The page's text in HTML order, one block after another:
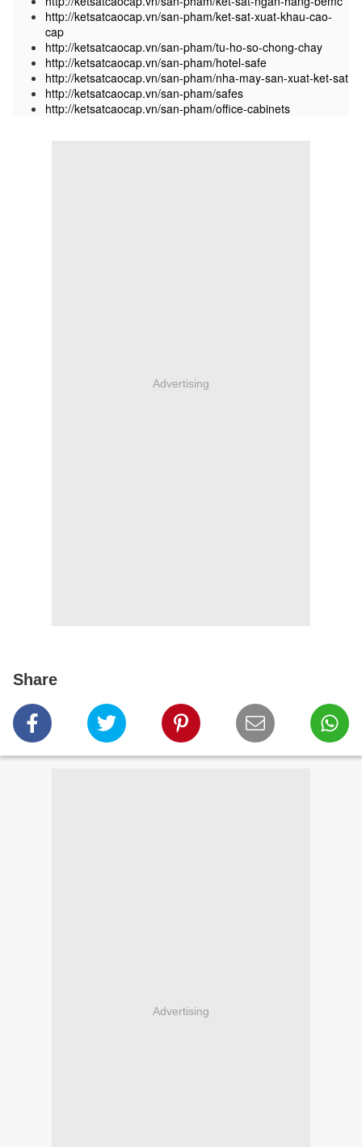
http://ketsatcaocap.vn/san-pham/ket-sat-xuat-khau-cao-
cap
http://ketsatcaocap.vn/san-pham/tu-ho-so-chong-chay
http://ketsatcaocap.vn/san-pham/hotel-safe
http://ketsatcaocap.vn/san-pham/nha-may-san-xuat-ket-sat
http://ketsatcaocap.vn/san-pham/safes
http://ketsatcaocap.vn/san-pham/office-cabinets
Advertising
Share
Advertising